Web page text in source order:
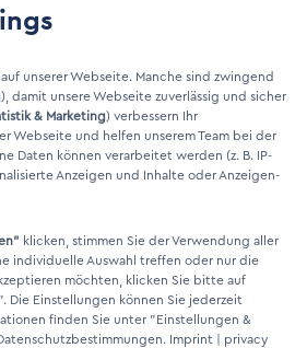
LinkIn Link
Xing Link
- Electric steam generators "Made in
unserer Webseite. Manche sind zwingend
), damit unsere Webseite zuverlässig und sicher
& Marketing) verbessern Ihr
Webseite und helfen unserem Team bei der
Daten können verarbeitet werden (z. B. IP-
Anzeigen und Inhalte oder Anzeigen-
klicken, stimmen Sie der Verwendung aller
individuelle Auswahl treffen oder nur die
möchten, klicken Sie bitte auf
. Die Einstellungen können Sie jederzeit
finden Sie unter "Einstellungen &
Imprint | privacy